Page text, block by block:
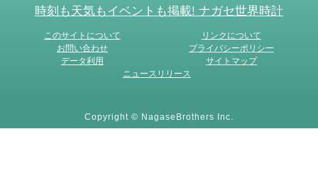
時刻も天気もイベントも掲載! ナガセ世界時計
このサイトについて
リンクについて
お問い合わせ
プライバシーポリシー
データ利用
サイトマップ
ニュースリリース
Copyright © NagaseBrothers Inc.